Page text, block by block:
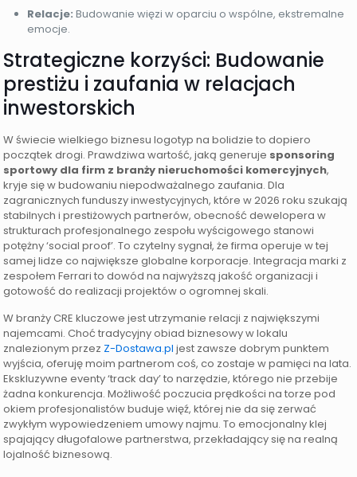
Relacje: Budowanie więzi w oparciu o wspólne, ekstremalne
emocje.
Strategiczne korzyści: Budowanie
prestiżu i zaufania w relacjach
inwestorskich
W świecie wielkiego biznesu logotyp na bolidzie to dopiero
początek drogi. Prawdziwa wartość, jaką generuje sponsoring
sportowy dla firm z branży nieruchomości komercyjnych,
kryje się w budowaniu niepodważalnego zaufania. Dla
zagranicznych funduszy inwestycyjnych, które w 2026 roku szukają
stabilnych i prestiżowych partnerów, obecność dewelopera w
strukturach profesjonalnego zespołu wyścigowego stanowi
potężny ‘social proof’. To czytelny sygnał, że firma operuje w tej
samej lidze co największe globalne korporacje. Integracja marki z
zespołem Ferrari to dowód na najwyższą jakość organizacji i
gotowość do realizacji projektów o ogromnej skali.
W branży CRE kluczowe jest utrzymanie relacji z największymi
najemcami. Choć tradycyjny obiad biznesowy w lokalu
znalezionym przez Z-Dostawa.pl jest zawsze dobrym punktem
wyjścia, oferuję moim partnerom coś, co zostaje w pamięci na lata.
Ekskluzywne eventy ‘track day’ to narzędzie, którego nie przebije
żadna konkurencja. Możliwość poczucia prędkości na torze pod
okiem profesjonalistów buduje więź, której nie da się zerwać
zwykłym wypowiedzeniem umowy najmu. To emocjonalny klej
spajający długofalowe partnerstwa, przekładający się na realną
lojalność biznesową.